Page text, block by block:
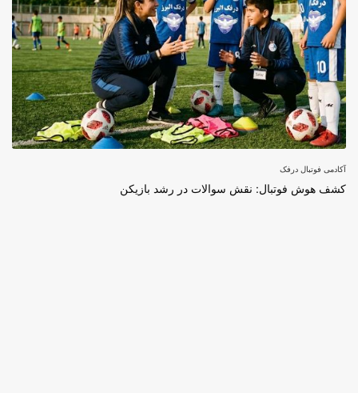
آکادمی فوتبال درفک
کشف هوش فوتبال: نقش سوالات در رشد بازیکن